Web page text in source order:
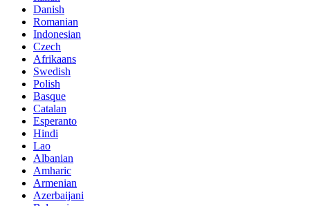
Danish
Romanian
Indonesian
Czech
Afrikaans
Swedish
Polish
Basque
Catalan
Esperanto
Hindi
Lao
Albanian
Amharic
Armenian
Azerbaijani